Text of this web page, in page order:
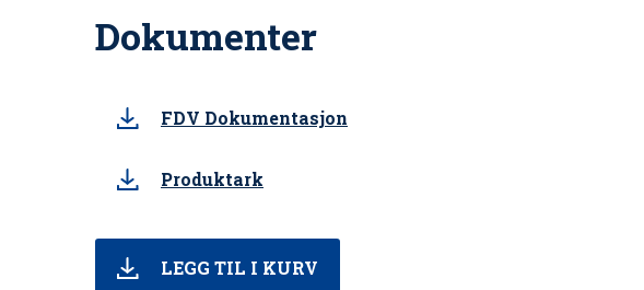
Dokumenter
FDV Dokumentasjon
Produktark
LEGG TIL I KURV